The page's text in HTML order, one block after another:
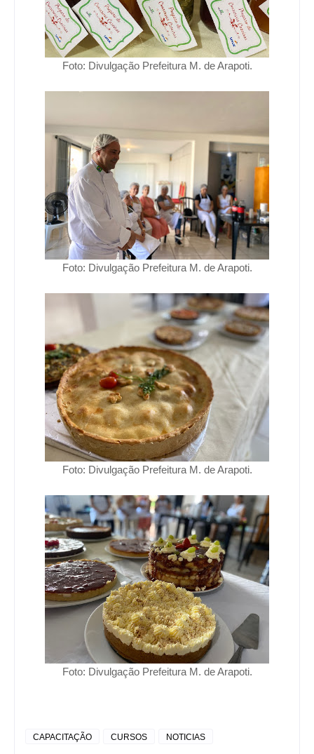
Foto: Divulgação Prefeitura M. de Arapoti.
Foto: Divulgação Prefeitura M. de Arapoti.
Foto: Divulgação Prefeitura M. de Arapoti.
Foto: Divulgação Prefeitura M. de Arapoti.
CAPACITAÇÃO CURSOS NOTICIAS